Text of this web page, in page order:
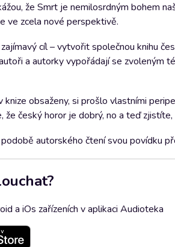
že Smrt je nemilosrdným bohem
ve zcela nové perspektivě.
cíl – vytvořit společnou knihu
a autorky vypořádají se
obsaženy, si prošlo vlastními
že český horor je dobrý, no a teď
autorského čtení svou povídku
a iOs zařízeních v aplikaci Audioteka